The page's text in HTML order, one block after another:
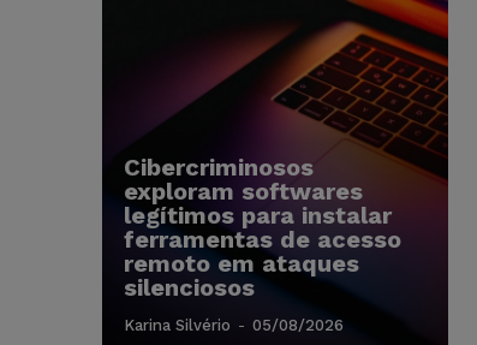
Cibercriminosos
exploram softwares
legítimos para instalar
ferramentas de acesso
remoto em ataques
silenciosos
Karina Silvério - 05/08/2026